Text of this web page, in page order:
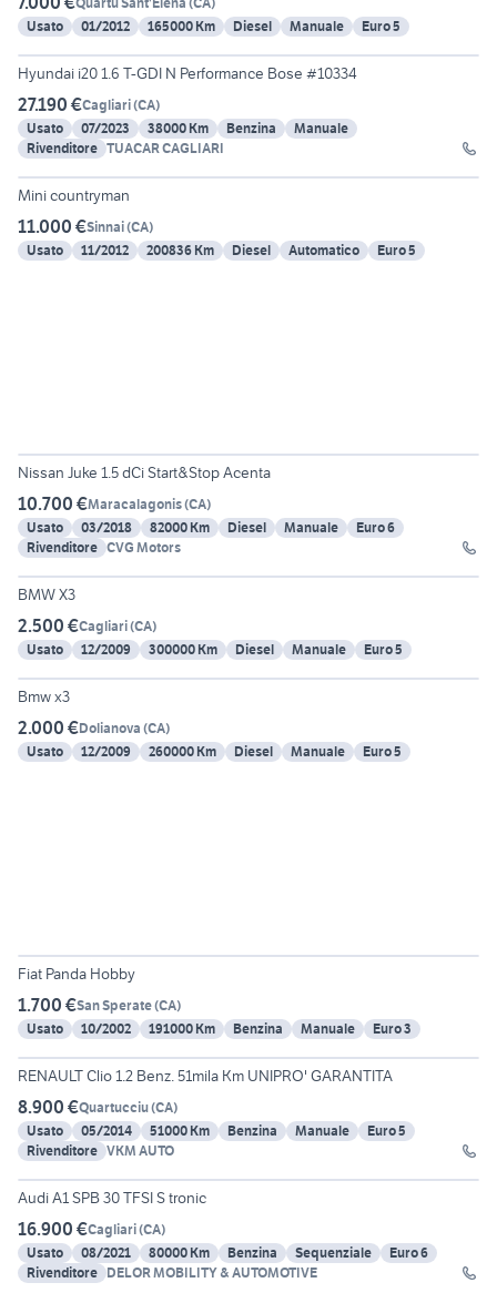
Usato
01/2012 165000 Km Diesel Manuale Euro 5
30
Hyundai i20 1.6 T-GDI N Performance Bose #10334
27.190 €Cagliari(CA)
Usato
07/2023 38000 Km Benzina
Manuale
Rivenditore TUACAR CAGLIARI
6
Mini countryman
11.000 €Sinnai(CA)
Usato
11/2012 200836 Km Diesel Automatico Euro 5
Nissan Juke 1.5 dCi Start&Stop Acenta
10.700 €Maracalagonis(CA)
Usato
03/2018 82000 Km Diesel Manuale
Euro 6
Rivenditore CVG Motors
6
BMW X3
2.500 €Cagliari(CA)
Usato
12/2009 300000 Km Diesel Manuale Euro 5
6
Bmw x3
2.000 €Dolianova (CA)
Usato
12/2009 260000 Km Diesel Manuale Euro 5
Fiat Panda Hobby
1.700 €San Sperate(CA)
Usato
10/2002 191000 Km Benzina Manuale Euro 3
18
RENAULT Clio 1.2 Benz. 51mila Km UNIPRO' GARANTITA
8.900 €Quartucciu(CA)
Usato
05/2014 51000 Km Benzina Manuale
Euro 5
Rivenditore VKM AUTO
3
Audi A1 SPB 30 TFSI S tronic
16.900 €Cagliari(CA)
Usato
08/2021 80000 Km Benzina Sequenziale
Euro 6
Rivenditore DELOR MOBILITY & AUTOMOTIVE